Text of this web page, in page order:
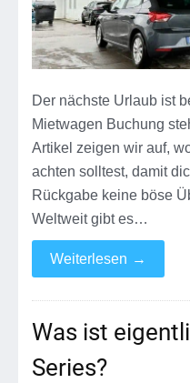
Der nächste Urlaub ist
Mietwagen Buchung
Artikel zeigen wir auf,
achten solltest, damit
Rückgabe keine böse
Weltweit gibt es…
Weiterlesen →
Was ist
Series?